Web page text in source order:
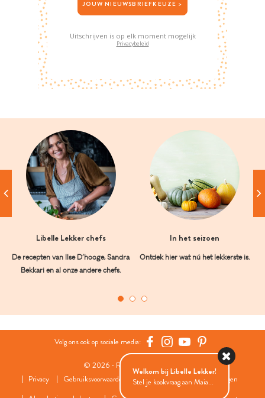
JOUW NIEUWSBRIEFKEUZE >
Uitschrijven is op elk moment mogelijk
Privacybeleid
Libelle Lekker chefs
De recepten van Ilse D’hooge, Sandra
Bekkari en al onze andere chefs.
In het seizoen
Ontdek hier wat nú het lekkerste is.
Volg ons ook op sociale media:
© 2026 - Roularta Media Group
Privacy
Gebruiksvoorwaarden Cookies
Cookies instellingen
Welkom bij Libelle Lekker!
Stel je kookvraag aan Maia...